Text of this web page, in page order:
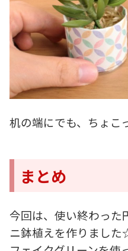
机の端にでも、ちょこ
まとめ
今回は、使い終わった
ニ鉢植えを作りまし